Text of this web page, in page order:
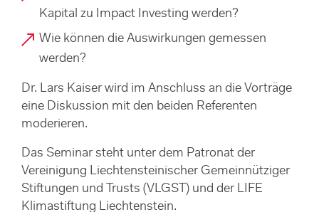
Kapital zu Impact Investing werden?
Wie können die Auswirkungen gemessen
werden?
Dr. Lars Kaiser wird im Anschluss an die Vorträge
eine Diskussion mit den beiden Referenten
moderieren.
Das Seminar steht unter dem Patronat der
Vereinigung Liechtensteinischer Gemeinnütziger
Stiftungen und Trusts (VLGST) und der LIFE
Klimastiftung Liechtenstein.